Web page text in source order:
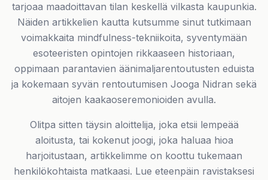
tarjoaa maadoittavan tilan keskellä vilkasta kaupunkia.
Näiden artikkelien kautta kutsumme sinut tutkimaan
voimakkaita mindfulness-tekniikoita, syventymään
esoteeristen opintojen rikkaaseen historiaan,
oppimaan parantavien äänimaljarentoutusten eduista
ja kokemaan syvän rentoutumisen Jooga Nidran sekä
aitojen kaakaoseremonioiden avulla.
Olitpa sitten täysin aloittelija, joka etsii lempeää
aloitusta, tai kokenut joogi, joka haluaa hioa
harjoitustaan, artikkelimme on koottu tukemaan
henkilökohtaista matkaasi. Lue eteenpäin ravistaksesi